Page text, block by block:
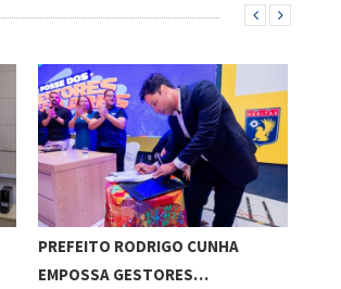
PREFEITO RODRIGO CUNHA
EMPOSSA GESTORES…